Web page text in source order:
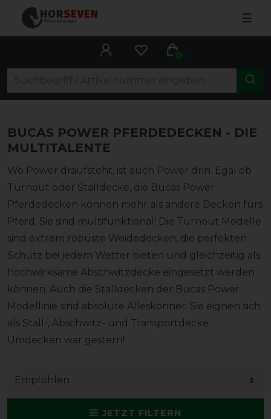
☰
0
BUCAS POWER PFERDEDECKEN - DIE
MULTITALENTE
Wo Power draufsteht, ist auch Power drin. Egal ob
Turnout oder Stalldecke, die Bucas Power
Pferdedecken können mehr als andere Decken fürs
Pferd. Sie sind multifunktional! Die Turnout Modelle
sind extrem robuste Weidedecken, die perfekten
Schutz bei jedem Wetter bieten und gleichzeitig als
hochwirksame Abschwitzdecke eingesetzt werden
können. Auch die Stalldecken der Bucas Power
Modellinie sind absolute Alleskönner. Sie eignen sich
als Stall-, Abschwitz- und Transportdecke.
Umdecken war gestern!
JETZT FILTERN